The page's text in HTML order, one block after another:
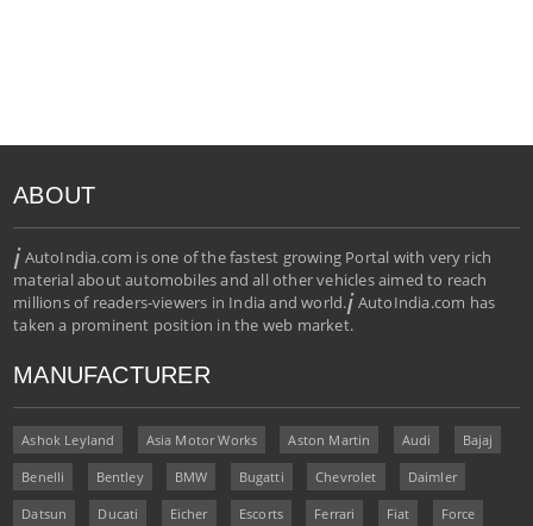
ABOUT
iAutoIndia.com is one of the fastest growing Portal with very rich
material about automobiles and all other vehicles aimed to reach
millions of readers-viewers in India and world.iAutoIndia.com has
taken a prominent position in the web market.
MANUFACTURER
Ashok Leyland Asia Motor Works Aston Martin Audi Bajaj
Benelli Bentley BMW Bugatti Chevrolet Daimler
Datsun Ducati Eicher Escorts Ferrari Fiat Force